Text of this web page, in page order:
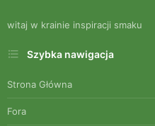
witaj w krainie inspiracji smaku
Szybka nawigacja
Strona Główna
Fora